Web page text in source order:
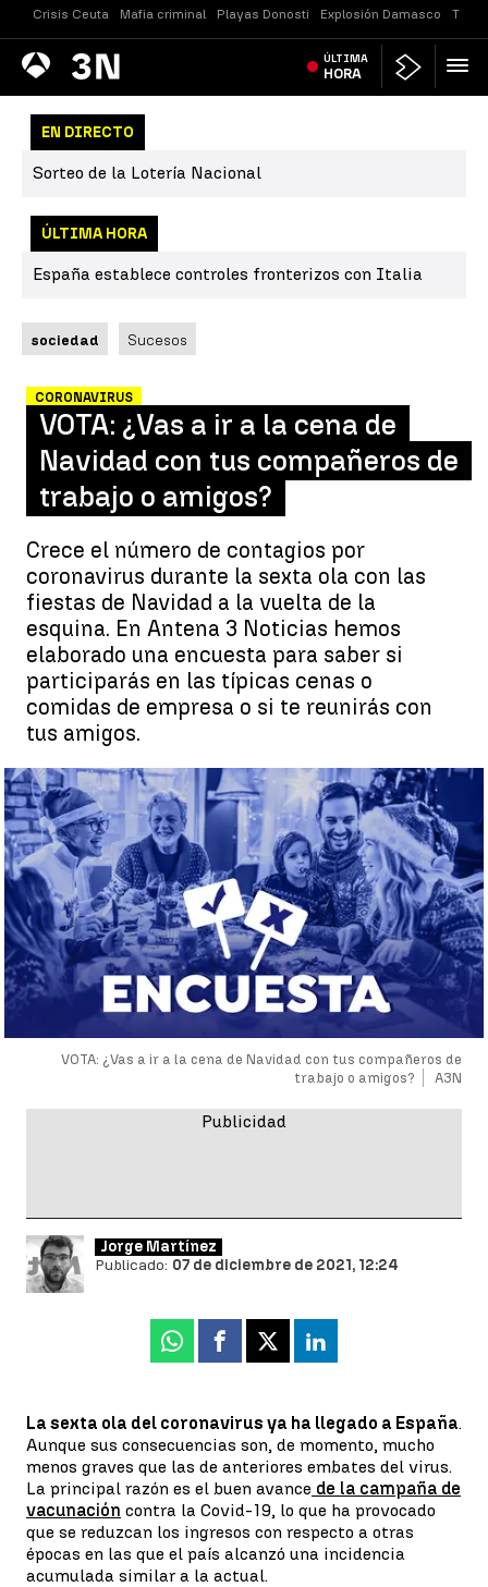
Crisis Ceuta Mafia criminal Playas Donosti Explosión Damasco
Antena
3 Noticias ÚLTIMA
HORA
EN DIRECTO
Sorteo de la Lotería Nacional
ÚLTIMA HORA
España establece controles fronterizos con Italia
sociedad Sucesos
CORONAVIRUS
VOTA: ¿Vas a ir a la cena de
Navidad con tus compañeros de
trabajo o amigos?
Crece el número de contagios por
coronavirus durante la sexta ola con las
fiestas de Navidad a la vuelta de la
esquina. En Antena 3 Noticias hemos
elaborado una encuesta para saber si
participarás en las típicas cenas o
comidas de empresa o si te reunirás con
tus amigos.
VOTA: ¿Vas a ir a la cena de Navidad con tus compañeros de
trabajo o amigos?
A3N
Jorge Martínez
Publicado: 07 de diciembre de 2021, 12:24
Whatsapp
Facebook
X Linkedin
La sexta ola del coronavirus ya ha llegado a España.
Aunque sus consecuencias son, de momento, mucho
menos graves que las de anteriores embates del virus.
La principal razón es el buen avance de la campaña de
vacunación contra la Covid-19, lo que ha provocado
que se reduzcan los ingresos con respecto a otras
épocas en las que el país alcanzó una incidencia
acumulada similar a la actual.